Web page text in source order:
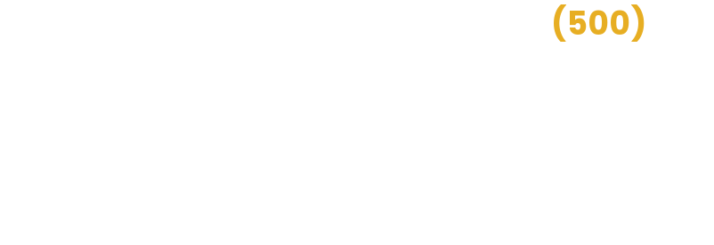
(500)